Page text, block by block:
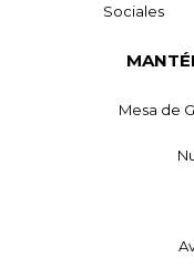
Sociales
Mesa de